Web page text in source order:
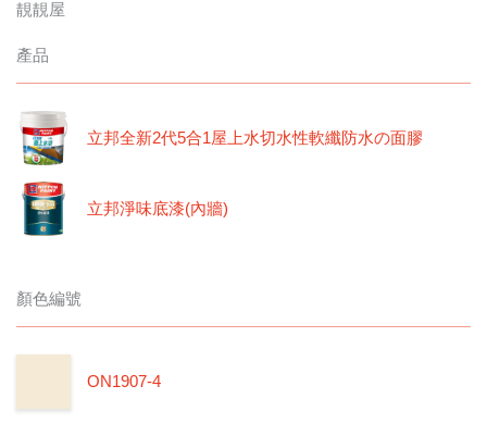
靚靚屋
產品
立邦全新2代5合1屋上水切水性軟纖防水の面膠
立邦淨味底漆(內牆)
顏色編號
ON1907-4